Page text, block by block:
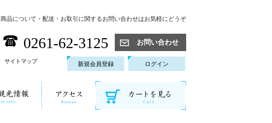
商品について・配送・お取引に関するお問い合わせはお気軽にどうぞ
0261-62-3125 お問い合わせ
サイトマップ 新規会員登録 ログイン